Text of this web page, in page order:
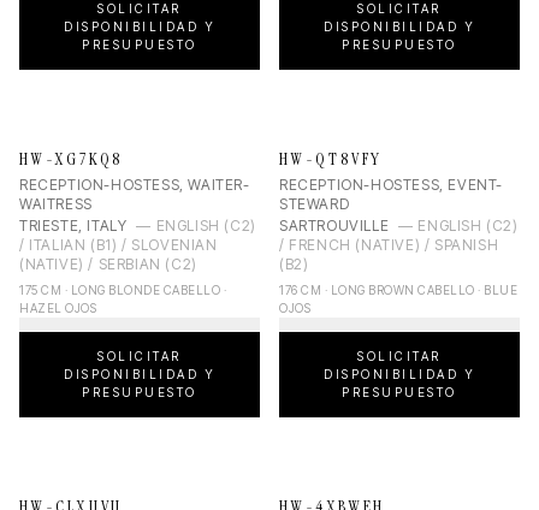
SOLICITAR
DISPONIBILIDAD Y
PRESUPUESTO
SOLICITAR
DISPONIBILIDAD Y
PRESUPUESTO
HW-XG7KQ8
RECEPTION-HOSTESS, WAITER-
WAITRESS
TRIESTE, ITALY — ENGLISH (C2)
/ ITALIAN (B1) / SLOVENIAN
(NATIVE) / SERBIAN (C2)
175 CM · LONG BLONDE CABELLO ·
HAZEL OJOS
SOLICITAR
DISPONIBILIDAD Y
PRESUPUESTO
HW-QT8VFY
RECEPTION-HOSTESS, EVENT-
STEWARD
SARTROUVILLE — ENGLISH (C2)
/ FRENCH (NATIVE) / SPANISH
(B2)
176 CM · LONG BROWN CABELLO · BLUE
OJOS
SOLICITAR
DISPONIBILIDAD Y
PRESUPUESTO